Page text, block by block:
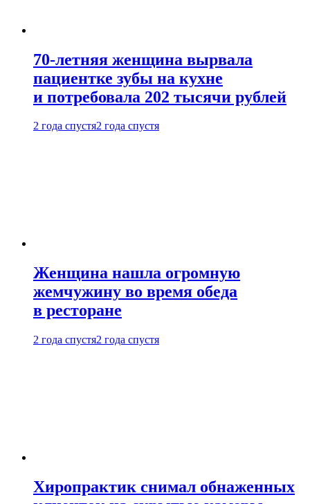
70-летняя женщина вырвала
пациентке зубы на кухне
и потребовала 202 тысячи рублей
2 года спустя2 года спустя
Женщина нашла огромную
жемчужину во время обеда
в ресторане
2 года спустя2 года спустя
Хиропрактик снимал обнаженных